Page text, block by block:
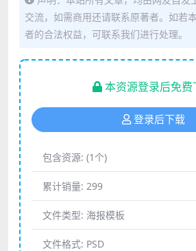
交流，如需商用还请联系原著者。如若
者的合法权益，可联系我们进行处理。
本资源登录后免费
登录后下载
包含资源: (1个)
累计销量: 299
文件类型: 海报模板
文件格式: PSD